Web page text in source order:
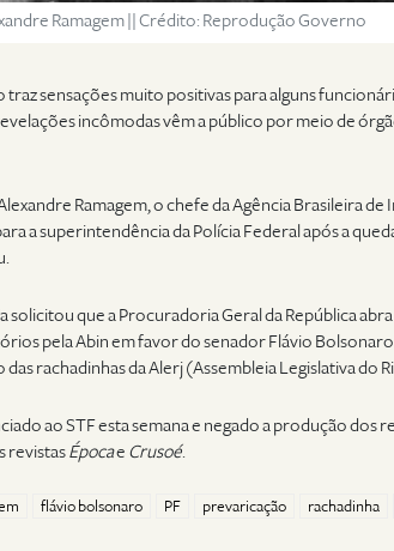
Ramagem || Crédito: Reprodução Governo
traz sensações muito positivas para alguns
incômodas vêm a público por meio de
Ramagem, o chefe da Agência Brasileira de
a superintendência da Polícia Federal após a
solicitou que a Procuradoria Geral da República
pela Abin em favor do senador Flávio
rachadinhas da Alerj (Assembleia Legislativa do
ao STF esta semana e negado a produção dos
revistasÉpocae Crusoé.
flávio bolsonaro PF prevaricação rachadinha